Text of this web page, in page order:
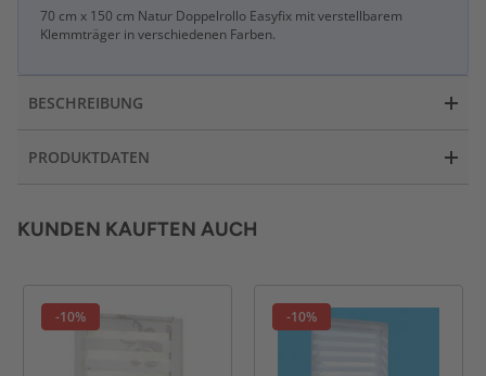
70 cm x 150 cm Natur Doppelrollo Easyfix mit verstellbarem
Klemmträger in verschiedenen Farben.
BESCHREIBUNG
PRODUKTDATEN
KUNDEN KAUFTEN AUCH
-10% -10%